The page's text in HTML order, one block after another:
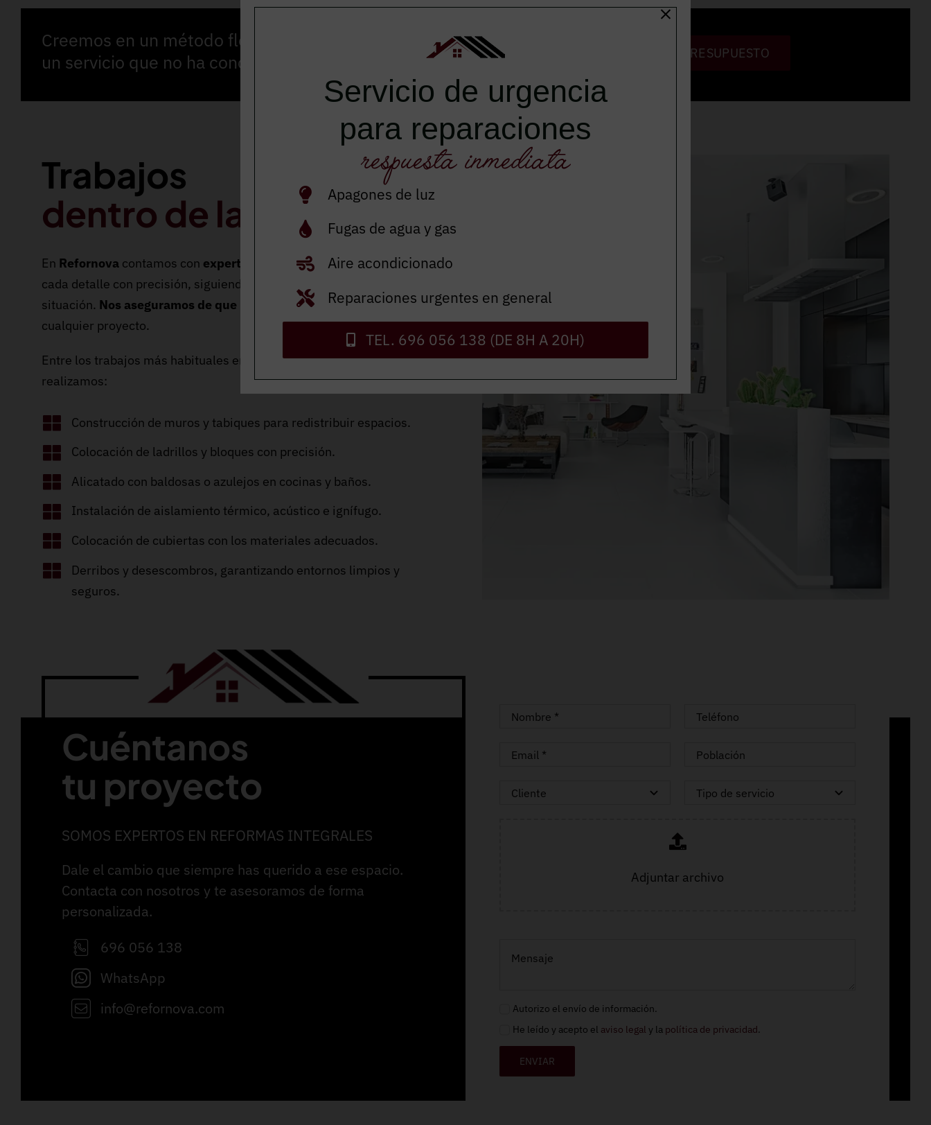
Creemos en un método flexible de pago donde no tienes que abonar
un servicio que no ha concluido.
PIDE PRESUPUESTO
Trabajos
dentro de la reforma
En Refornova contamos con expertos albañilesque se encargan de
cada detalle con precisión, siguiendo los planos y adaptándose a cada
situación. Nos aseguramos de que los acabados sean impecablesen
cualquier proyecto.
Entre los trabajos más habituales en las reformas integrales,
realizamos:
Construcción de muros y tabiques para redistribuir espacios.
Colocación de ladrillos y bloques con precisión.
Alicatado con baldosas o azulejos en cocinas y baños.
Instalación de aislamiento térmico, acústico e ignífugo.
Colocación de cubiertas con los materiales adecuados.
Derribos y desescombros, garantizando entornos limpios y
seguros.
Cuéntanos
tu proyecto
SOMOS EXPERTOS EN REFORMAS INTEGRALES
Dale el cambio que siempre has querido a ese espacio.
Contacta con nosotros y te asesoramos de forma
personalizada.
696 056 138
WhatsApp
info@refornova.com
Adjuntar archivo
Autorizo el envío de información.
He leído y acepto el aviso legal y la política de privacidad.
ENVIAR
Servicio de urgencia
para reparaciones
respuesta inmediata
Apagones de luz
Fugas de agua y gas
Aire acondicionado
Reparaciones urgentes en general
TEL. 696 056 138 (DE 8H A 20H)